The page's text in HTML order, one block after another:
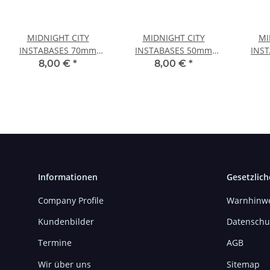
MIDNIGHT CITY
INSTABASES 70mm
RUND
8,00 € *
MIDNIGHT CITY
INSTABASES 50mm
RUND
8,00 € *
Informationen
Company Profile
Kundenbilder
Termine
Wir über uns
AGB
Sitemap